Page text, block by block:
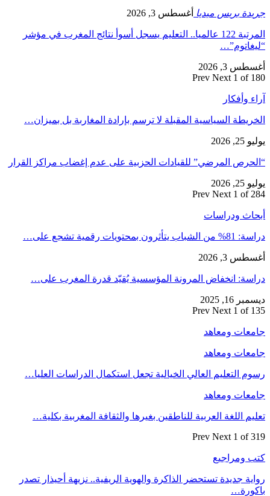
جريدة بريس ميديا أغسطس 3, 2026
المرتبة 122 عالميا.. التعليم يسجل أسوأ نتائج المغرب في مؤشر
“ليغاتوم”…
أغسطس 3, 2026
Prev Next 1 of 180
آراء وأفكار
الخريطة السياسية المقبلة لا ترسم بإرادة المغاربة بل بميزان…
يوليو 25, 2026
“الحرص المرضي” للقيادات الحزبية على عدم إغضاب مراكز القرار
يوليو 25, 2026
Prev Next 1 of 284
أبحاث ودراسات
دراسة: 81% من الشباب يتأثرون بمحتويات رقمية تشجع على…
أغسطس 3, 2026
دراسة: انخفاض المرونة المؤسسية يُقيّد قدرة المغرب على…
ديسمبر 16, 2025
Prev Next 1 of 135
جامعات ومعاهد
جامعات ومعاهد
رسوم التعليم العالي الخيالية تجعل استكمال الدراسات العليا…
جامعات ومعاهد
تعليم اللغة العربية للناطقين بغيرها والثقافة المغربية بكلية…
Prev Next 1 of 319
كتب ومراجيع
رواية جديدة تستحضر الذاكرة والهوية الريفية.. نزيهة أحيذار تصدر
باكورة…